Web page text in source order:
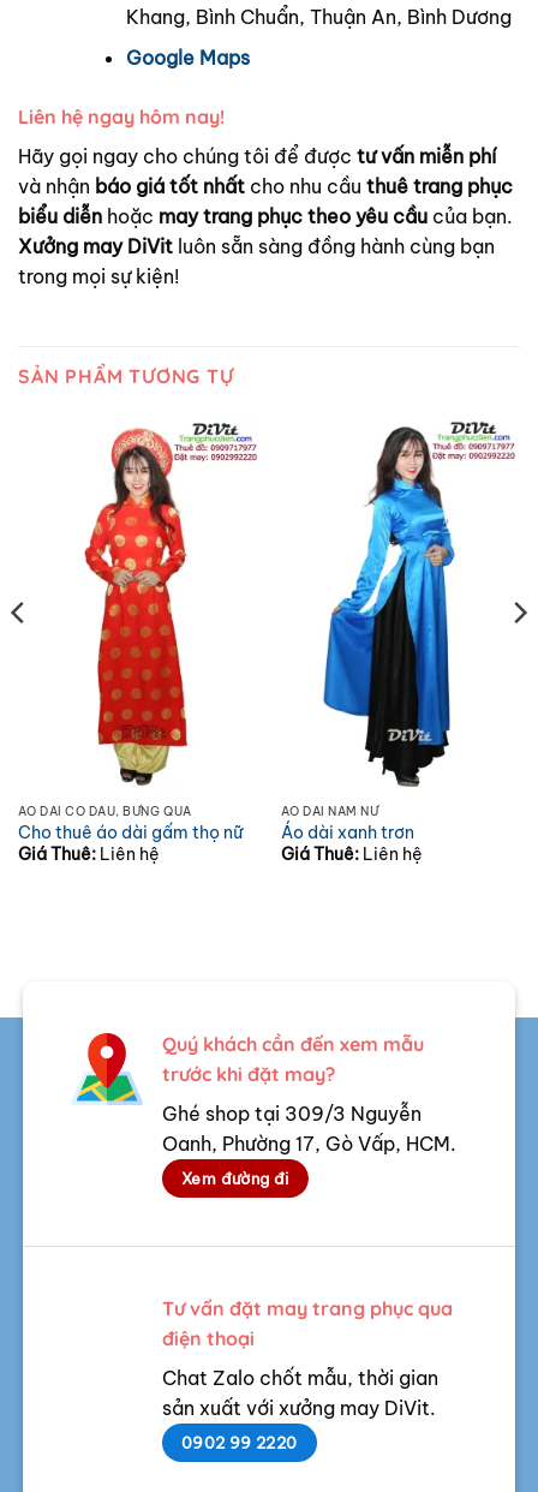
Khang, Bình Chuẩn, Thuận An, Bình Dương
Google Maps
Liên hệ ngay hôm nay!
Hãy gọi ngay cho chúng tôi để được tư vấn miễn phí
và nhận báo giá tốt nhất cho nhu cầu thuê trang phục
biểu diễn hoặc may trang phục theo yêu cầu của bạn.
Xưởng may DiVit luôn sẵn sàng đồng hành cùng bạn
trong mọi sự kiện!
SẢN PHẨM TƯƠNG TỰ
ÁO DÀI CÔ DÂU, BƯNG QUẢ
Cho thuê áo dài gấm thọ nữ
Giá Thuê: Liên hệ
ÁO DÀI NAM NỮ
Áo dài xanh trơn
Giá Thuê: Liên hệ
Quý khách cần đến xem mẫu
trước khi đặt may?
Ghé shop tại 309/3 Nguyễn
Oanh, Phường 17, Gò Vấp, HCM.
Xem đường đi
Tư vấn đặt may trang phục qua
điện thoại
Chat Zalo chốt mẫu, thời gian
sản xuất với xưởng may DiVit.
0902 99 2220